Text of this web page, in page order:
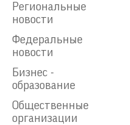
Региональные
новости
Федеральные
новости
Бизнес -
образование
Общественные
организации